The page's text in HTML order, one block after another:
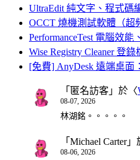
UltraEdit 純文字、程式碼
OCCT 燒機測試軟體（超
PerformanceTest 電腦效
Wise Registry Cleaner 登
[免費] AnyDesk 遠端桌面
「 匿名訪客 」於〈
08-07, 2026
林湖銘。。。。。
「 Michael Carter」
08-06, 2026